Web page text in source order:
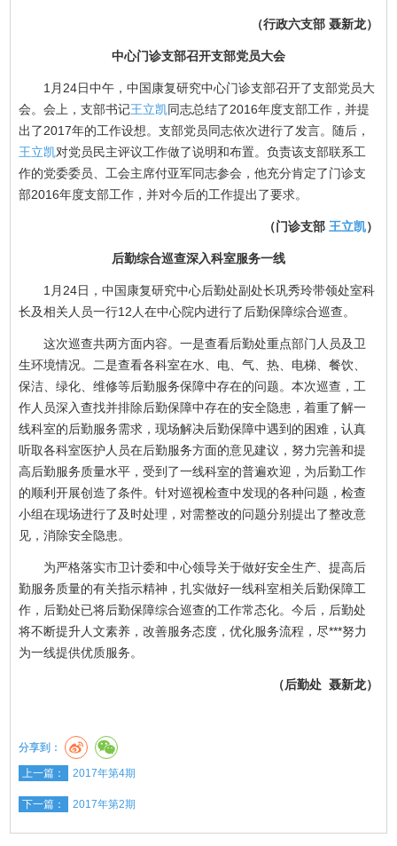
（行政六支部 聂新龙）
中心门诊支部召开支部党员大会
1月24日中午，中国康复研究中心门诊支部召开了支部党员大
会。会上，支部书记王立凯同志总结了2016年度支部工作，并提
出了2017年的工作设想。支部党员同志依次进行了发言。随后，
王立凯对党员民主评议工作做了说明和布置。负责该支部联系工
作的党委委员、工会主席付亚军同志参会，他充分肯定了门诊支
部2016年度支部工作，并对今后的工作提出了要求。
（门诊支部 王立凯）
后勤综合巡查深入科室服务一线
1月24日，中国康复研究中心后勤处副处长巩秀玲带领处室科
长及相关人员一行12人在中心院内进行了后勤保障综合巡查。
这次巡查共两方面内容。一是查看后勤处重点部门人员及卫
生环境情况。二是查看各科室在水、电、气、热、电梯、餐饮、
保洁、绿化、维修等后勤服务保障中存在的问题。本次巡查，工
作人员深入查找并排除后勤保障中存在的安全隐患，着重了解一
线科室的后勤服务需求，现场解决后勤保障中遇到的困难，认真
听取各科室医护人员在后勤服务方面的意见建议，努力完善和提
高后勤服务质量水平，受到了一线科室的普遍欢迎，为后勤工作
的顺利开展创造了条件。针对巡视检查中发现的各种问题，检查
小组在现场进行了及时处理，对需整改的问题分别提出了整改意
见，消除安全隐患。
为严格落实市卫计委和中心领导关于做好安全生产、提高后
勤服务质量的有关指示精神，扎实做好一线科室相关后勤保障工
作，后勤处已将后勤保障综合巡查的工作常态化。今后，后勤处
将不断提升人文素养，改善服务态度，优化服务流程，尽***努力
为一线提供优质服务。
（后勤处 聂新龙）
分享到：
上一篇： 2017年第4期
下一篇： 2017年第2期